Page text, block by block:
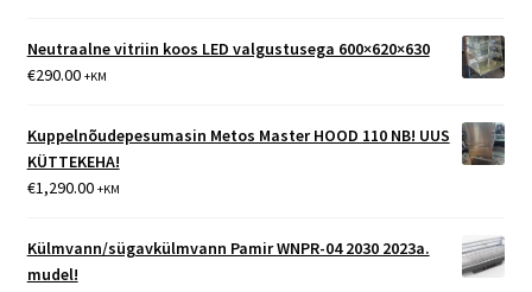
Neutraalne vitriin koos LED valgustusega 600×620×630
€290.00 +KM
Kuppelnõudepesumasin Metos Master HOOD 110 NB! UUS
KÜTTEKEHA!
€1,290.00 +KM
Külmvann/sügavkülmvann Pamir WNPR-04 2030 2023a.
mudel!